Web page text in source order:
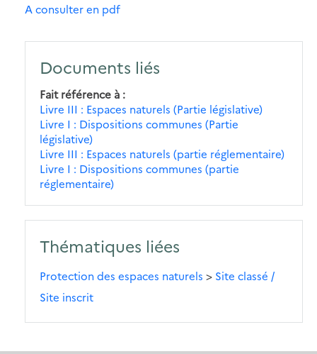
A consulter en pdf
Documents liés
Fait référence à
Livre III : Espaces naturels (Partie législative)
Livre I : Dispositions communes (Partie
législative)
Livre III : Espaces naturels (partie réglementaire)
Livre I : Dispositions communes (partie
réglementaire)
Thématiques liées
Protection des espaces naturels > Site classé /
Site inscrit